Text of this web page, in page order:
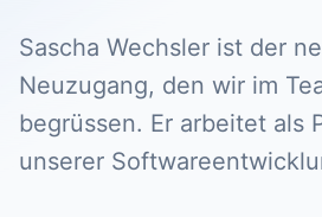
Sascha Wechsler ist der
Neuzugang, den wir im
begrüssen. Er arbeitet als
unserer